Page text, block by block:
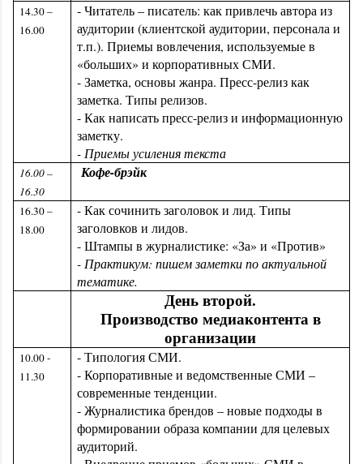
14.30 –
16.00
- Читатель – писатель: как привлечь автора из
аудитории (клиентской аудитории, персонала и
т.п.). Приемы вовлечения, используемые в
«больших» и корпоративных СМИ.
- Заметка, основы жанра. Пресс-релиз как
заметка. Типы релизов.
- Как написать пресс-релиз и информационную
заметку.
- Приемы усиления текста
16.00 –
16.30
Кофе-брэйк
16.30 –
18.00
- Как сочинить заголовок и лид. Типы
заголовков и лидов.
- Штампы в журналистике: «За» и «Против»
- Практикум: пишем заметки по актуальной
тематике.
День второй.
Производство медиаконтента в
организации
10.00 -
11.30
- Типология СМИ.
- Корпоративные и ведомственные СМИ –
современные тенденции.
- Журналистика брендов – новые подходы в
формировании образа компании для целевых
аудиторий.